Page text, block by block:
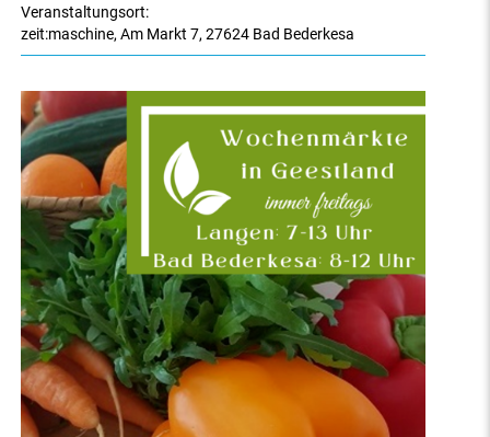
Veranstaltungsort:
zeit:maschine,Am Markt 7,27624 Bad Bederkesa